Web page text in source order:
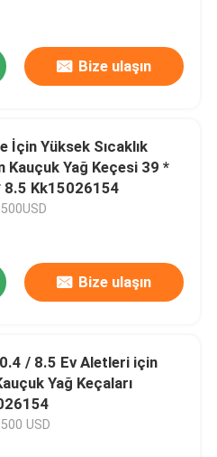
Bize ulaşın
İçin Yüksek Sıcaklık
Kauçuk Yağ Keçesi 39 *
8.5 Kk15026154
Bize ulaşın
/ 8.5 Ev Aletleri için
Yağ Keçaları
USD